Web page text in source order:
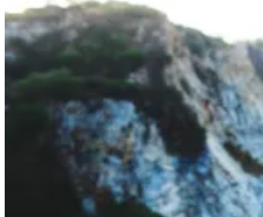
Hättest du's gewusst? Diese Stars sind gleich alt
Mysteriös und geheimnisvoll: Du überzeugst jeden mit
deiner Schönheit und deinem vielschichtigen Charakter.
Mit deiner ganz besonderen Aura verdrehst du jedem Mann
den Kopf und machst jede Frau ein wenig neidisch. Du